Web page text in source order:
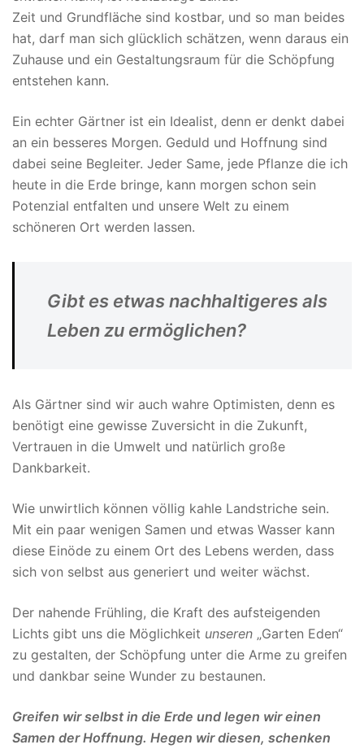
Zeit und Grundfläche sind kostbar, und so man beides
hat, darf man sich glücklich schätzen, wenn daraus ein
Zuhause und ein Gestaltungsraum für die Schöpfung
entstehen kann.
Ein echter Gärtner ist ein Idealist, denn er denkt dabei
an ein besseres Morgen. Geduld und Hoffnung sind
dabei seine Begleiter. Jeder Same, jede Pflanze die ich
heute in die Erde bringe, kann morgen schon sein
Potenzial entfalten und unsere Welt zu einem
schöneren Ort werden lassen.
Gibt es etwas nachhaltigeres als
Leben zu ermöglichen?
Als Gärtner sind wir auch wahre Optimisten, denn es
benötigt eine gewisse Zuversicht in die Zukunft,
Vertrauen in die Umwelt und natürlich große
Dankbarkeit.
Wie unwirtlich können völlig kahle Landstriche sein.
Mit ein paar wenigen Samen und etwas Wasser kann
diese Einöde zu einem Ort des Lebens werden, dass
sich von selbst aus generiert und weiter wächst.
Der nahende Frühling, die Kraft des aufsteigenden
Lichts gibt uns die Möglichkeit unseren „Garten Eden“
zu gestalten, der Schöpfung unter die Arme zu greifen
und dankbar seine Wunder zu bestaunen.
Greifen wir selbst in die Erde und legen wir einen
Samen der Hoffnung. Hegen wir diesen, schenken